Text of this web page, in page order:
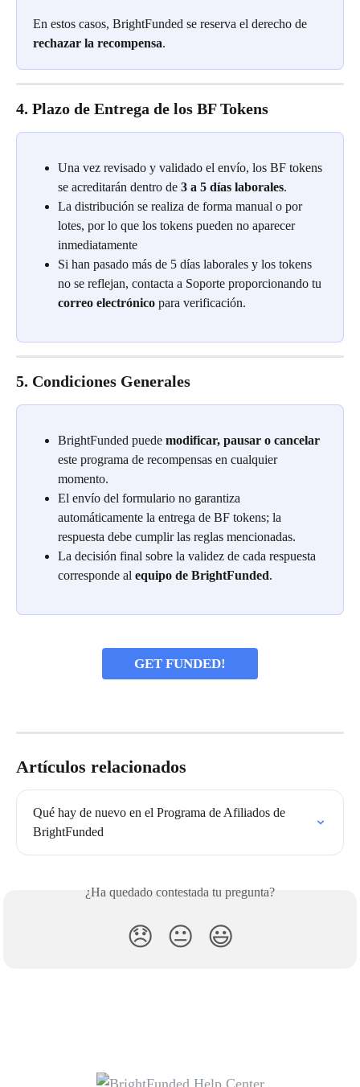
En estos casos, BrightFunded se reserva el derecho de
rechazar la recompensa.
4. Plazo de Entrega de los BF Tokens
Una vez revisado y validado el envío, los BF tokens
se acreditarán dentro de 3 a 5 días laborales.
La distribución se realiza de forma manual o por
lotes, por lo que los tokens pueden no aparecer
inmediatamente
Si han pasado más de 5 días laborales y los tokens
no se reflejan, contacta a Soporte proporcionando tu
correo electrónico para verificación.
5. Condiciones Generales
BrightFunded puede modificar, pausar o cancelar
este programa de recompensas en cualquier
momento.
El envío del formulario no garantiza
automáticamente la entrega de BF tokens; la
respuesta debe cumplir las reglas mencionadas.
La decisión final sobre la validez de cada respuesta
corresponde al equipo de BrightFunded.
GET FUNDED!
Artículos relacionados
Qué hay de nuevo en el Programa de Afiliados de
BrightFunded
¿Ha quedado contestada tu pregunta?
😞 😐 😃